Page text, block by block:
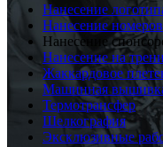
Нанесение
Нанесение
Нанесение
Нанесение на
Жаккардовое
Машинная
Термотрансфер
Шелкография
Эксклюзивные